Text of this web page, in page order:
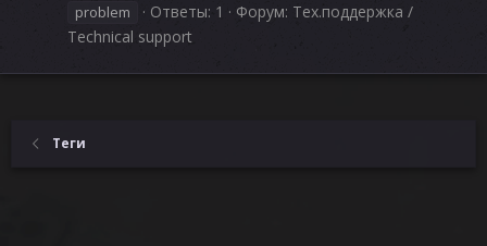
problem
Ответы: 1 Форум: Тех.поддержка /
Technical support
Теги